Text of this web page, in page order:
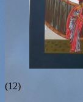
(12)